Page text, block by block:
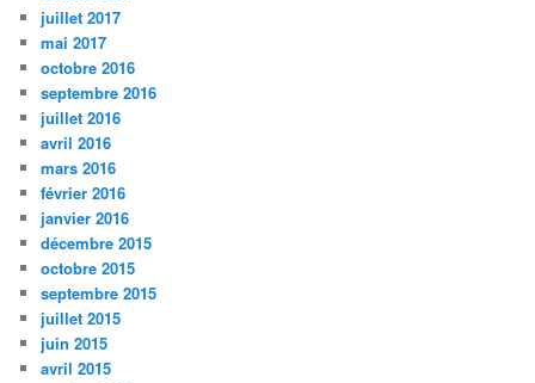
juillet 2017
mai 2017
octobre 2016
septembre 2016
juillet 2016
avril 2016
mars 2016
février 2016
janvier 2016
décembre 2015
octobre 2015
septembre 2015
juillet 2015
juin 2015
avril 2015